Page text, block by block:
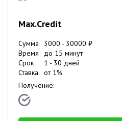
Max.Credit
Сумма 3000 - 30000 ₽
Время
до 15 минут
Срок
1 - 30 дней
Ставка
от 1%
Получение: